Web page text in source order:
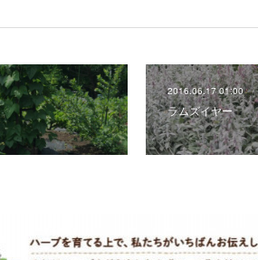
2016.06.17 01:00
ラムズイヤー